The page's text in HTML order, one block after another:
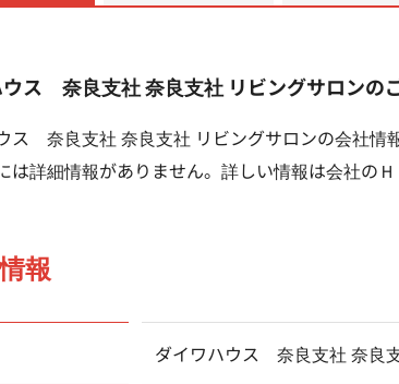
ス 奈良支社 奈良支社 リビングサロンの
ス 奈良支社 奈良支社 リビングサロンの会社情
は詳細情報がありません。詳しい情報は会社のＨ
報
ダイワハウス 奈良支社 奈良